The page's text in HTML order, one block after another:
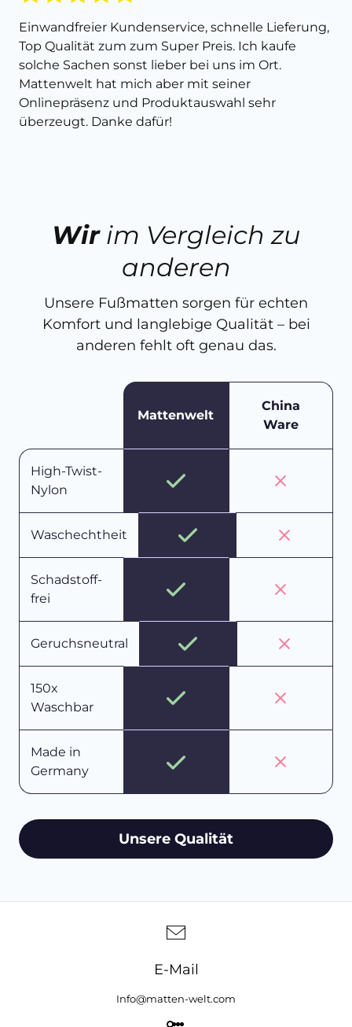
Einwandfreier Kundenservice, schnelle Lieferung,
Top Qualität zum zum Super Preis. Ich kaufe
solche Sachen sonst lieber bei uns im Ort.
Mattenwelt hat mich aber mit seiner
Onlinepräsenz und Produktauswahl sehr
überzeugt. Danke dafür!
Wirim Vergleich zu
anderen
Unsere Fußmatten sorgen für echten
Komfort und langlebige Qualität – bei
anderen fehlt oft genau das.
Mattenwelt
China
Ware
High-Twist-
Nylon
Waschechtheit
Schadstoff-
frei
Geruchsneutral
150x
Waschbar
Made in
Germany
Unsere Qualität
E-Mail
Info@matten-welt.com